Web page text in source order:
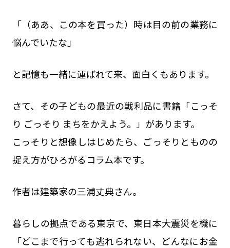
「（ああ、この本を買った）時は目の前の業務に
悩んでいたな」
と記憶も一緒に運ばれて来、面白くもあります。
さて、その子どもの最近の戦利品に書籍「こっそ
り ごっそり まちをかえよう。」があります。
こっそりと想像しはじめたら、ごっそりとものの
捉え方がひろがるコラム本です。
作者は建築家の三浦丈典さん。
暮らしの拠点である東京で、東日本大震災を機に
「どこまで行っても逃れられない、どんなにお金